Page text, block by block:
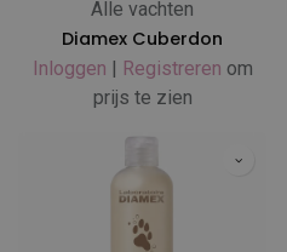
Alle vachten
Diamex Cuberdon
Inloggen | Registreren om
prijs te zien